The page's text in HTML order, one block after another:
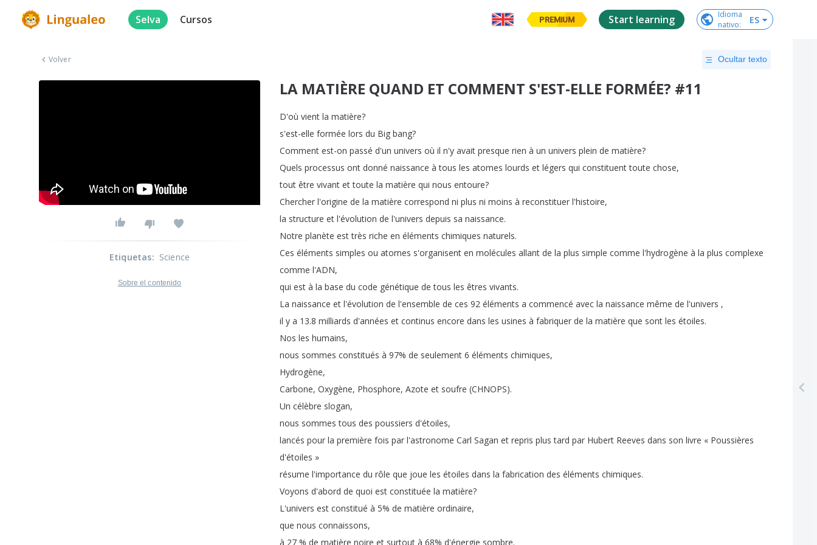
Selva Cursos PREMIUM Start learning
Idioma
nativo: ES
Volver Ocultar texto
LA MATIÈRE QUAND ET COMMENT S'EST-ELLE FORMÉE? #11
D'où vient la matière?
s'est-elle formée lors du Big bang?
Comment est-on passé d'un univers où il n'y avait presque rien à un univers plein de matière?
Quels processus ont donné naissance à tous les atomes lourds et légers qui constituent toute chose,
tout être vivant et toute la matière qui nous entoure?
Chercher l'origine de la matière correspond ni plus ni moins à reconstituer l'histoire,
la structure et l'évolution de l'univers depuis sa naissance.
Notre planète est très riche en éléments chimiques naturels.
Ces éléments simples ou atomes s'organisent en molécules allant de la plus simple comme l'hydrogène à la plus complexe
comme l'ADN,
qui est à la base du code génétique de tous les êtres vivants.
La naissance et l'évolution de l'ensemble de ces 92 éléments a commencé avec la naissance même de l'univers ,
il y a 13.8 milliards d'années et continus encore dans les usines à fabriquer de la matière que sont les étoiles.
Nos les humains,
nous sommes constitués à 97% de seulement 6 éléments chimiques,
Hydrogène,
Carbone, Oxygène, Phosphore, Azote et soufre (CHNOPS).
Un célèbre slogan,
nous sommes tous des poussiers d'étoiles,
lancés pour la première fois par l'astronome Carl Sagan et repris plus tard par Hubert Reeves dans son livre « Poussières
d'étoiles »
résume l'importance du rôle que joue les étoiles dans la fabrication des éléments chimiques.
Voyons d'abord de quoi est constituée la matière?
L'univers est constitué à 5% de matière ordinaire,
que nous connaissons,
à 27 % de matière noire et surtout à 68% d'énergie sombre.
Etiquetas: Science
Sobre el contenido